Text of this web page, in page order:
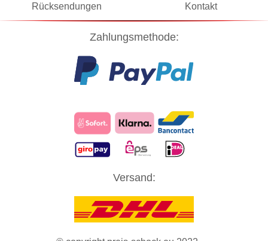
zu Ihren Rechten als Benutzer finden Sie in unserer
Cookies zu akzeptieren und direkt unsere Website besuchen zu
ZUSTIMMUNG
Rücksendungen Kontakt
Zahlungsmethode:
Versand: